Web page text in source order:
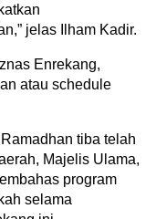
jelas Ilham Kadir.
Enrekang,
atau schedule
tiba telah
Majelis Ulama,
program
selama